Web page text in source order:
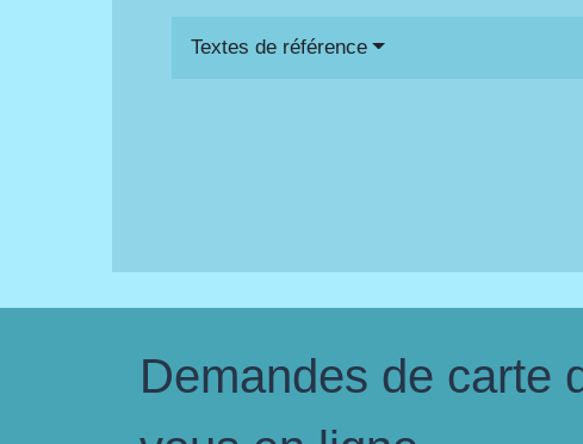
Textes de référence
Demandes de carte